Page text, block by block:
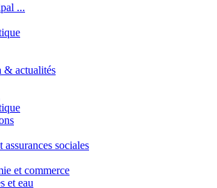
...
& actualités
assurances sociales
et commerce
et eau